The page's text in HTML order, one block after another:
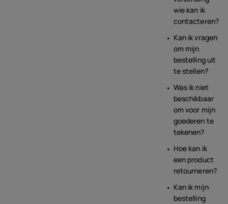
wie kan ik
contacteren?
Kan ik vragen
om mijn
bestelling uit
te stellen?
Was ik niet
beschikbaar
om voor mijn
goederen te
tekenen?
Hoe kan ik
een product
retourneren?
Kan ik mijn
bestelling